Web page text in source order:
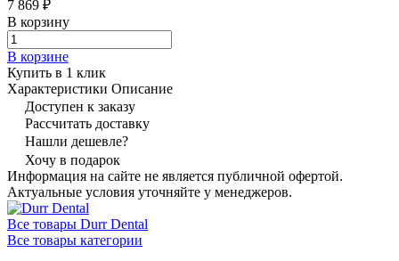
7 869 ₽
В корзину
В корзине
Купить в 1 клик
Характеристики Описание
Доступен к заказу
Рассчитать доставку
Нашли дешевле?
Хочу в подарок
Информация на сайте не является публичной офертой.
Актуальные условия уточняйте у менеджеров.
Все товары Durr Dental
Все товары категории